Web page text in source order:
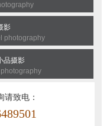
影
photography
品摄影
photography
请致电：